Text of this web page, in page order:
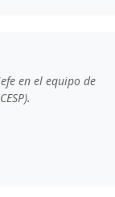
en el equipo de